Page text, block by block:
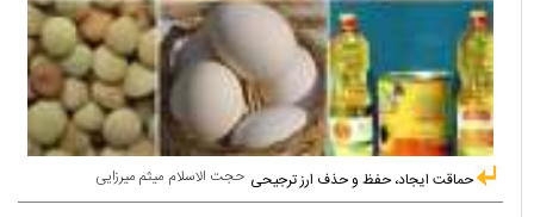
حجت الاسلام میثم میرزایی حماقت ایجاد، حفظ و حذف ارز ترجیحی